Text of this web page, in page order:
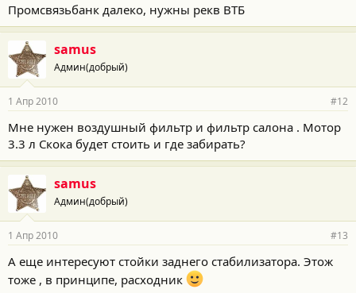
Промсвязьбанк далеко, нужны рекв ВТБ
samus
Админ(добрый)
1 Апр 2010 #12
Мне нужен воздушный фильтр и фильтр салона . Мотор
3.3 л Скока будет стоить и где забирать?
samus
Админ(добрый)
1 Апр 2010 #13
А еще интересуют стойки заднего стабилизатора. Этож
тоже , в принципе, расходник